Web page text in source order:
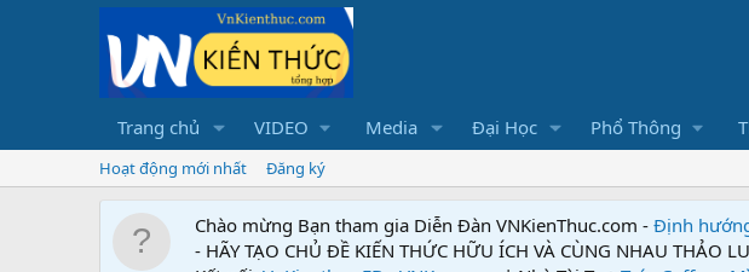
Trang chủ VIDEO Media Đại Học Phổ Thông
Hoạt động mới nhất Đăng ký
Chào mừng Bạn tham gia Diễn Đàn VNKienThuc.com - Định
- HÃY TẠO CHỦ ĐỀ KIẾN THỨC HỮU ÍCH VÀ CÙNG NHAU THẢO